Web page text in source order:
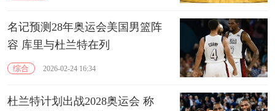
名记预测28年奥运会美国男篮阵
容 库里与杜兰特在列
综合 2026-02-24 16:34
杜兰特计划出战2028奥运会 称